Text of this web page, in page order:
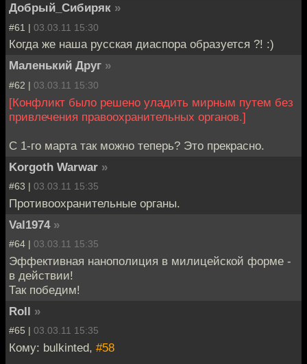
Добрый_Сибиряк »
#61 | 03.03.11 15:30
Когда же наша русская диаспора образуется ?! :)
Маленький Друг »
#62 | 03.03.11 15:30
[Конфликт было решено уладить мирным путем без
привлечения правоохранительных органов.]
С 1-го марта так можно теперь? Это прекрасно.
Korgoth Warwar »
#63 | 03.03.11 15:35
Противоохранительные органы.
Val1974 »
#64 | 03.03.11 15:35
Эффективная нанополиция в милицейской форме -
в действии!
Так победим!
Roll »
#65 | 03.03.11 15:35
Кому: bulkinted, #58